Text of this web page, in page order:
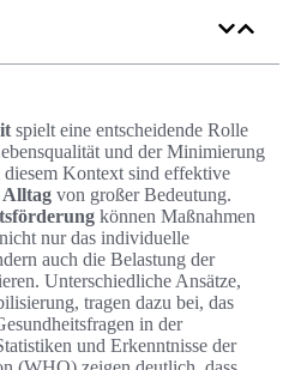
spielt eine entscheidende Rolle
und der Minimierung
Kontext sind effektive
Alltag von großer Bedeutung.
können Maßnahmen
nur das individuelle
auch die Belastung der
Unterschiedliche Ansätze,
tragen dazu bei, das
in der
und Erkenntnisse der